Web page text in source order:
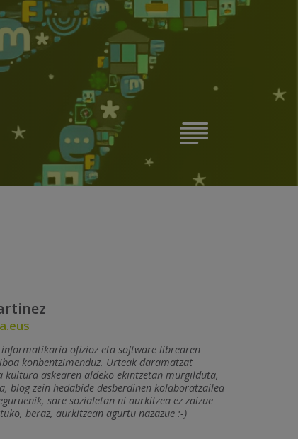
ofizioz eta software librearen
konbentzimenduz. Urteak daramatzat
kultura askearen aldeko ekintzetan murgilduta,
blog zein hedabide desberdinen kolaboratzailea
sare sozialetan ni aurkitzea ez zaizue
beraz, aurkitzean agurtu nazazue :-)